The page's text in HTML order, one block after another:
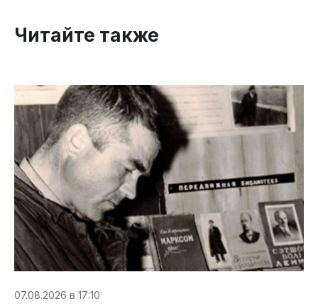
Читайте также
07.08.2026 в 17:10